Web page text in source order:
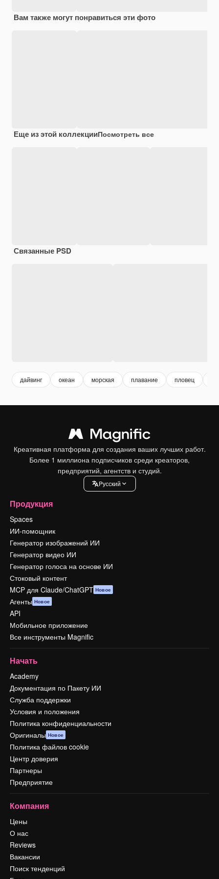
Вам также могут понравиться эти фото
Еще из этой коллекцииПосмотреть все
Связанные PSD
дайвинг океан морская плавание пловец
Креативная платформа для создания ваших лучших работ.
Более 1 миллиона подписчиков среди креаторов,
предприятий, агентств и студий.
Pусский
Продукция
Spaces
ИИ-помощник
Генератор изображений ИИ
Генератор видео ИИ
Генератор голоса на основе ИИ
Стоковый контент
MCP для Claude/ChatGPT Новое
Агенты Новое
API
Мобильное приложение
Все инструменты Magnific
Начать
Academy
Документация по Пакету ИИ
Служба поддержки
Условия и положения
Политика конфиденциальности
Оригиналы Новое
Политика файлов cookie
Центр доверия
Партнеры
Предприятие
Компания
Цены
О нас
Reviews
Вакансии
Поиск тенденций